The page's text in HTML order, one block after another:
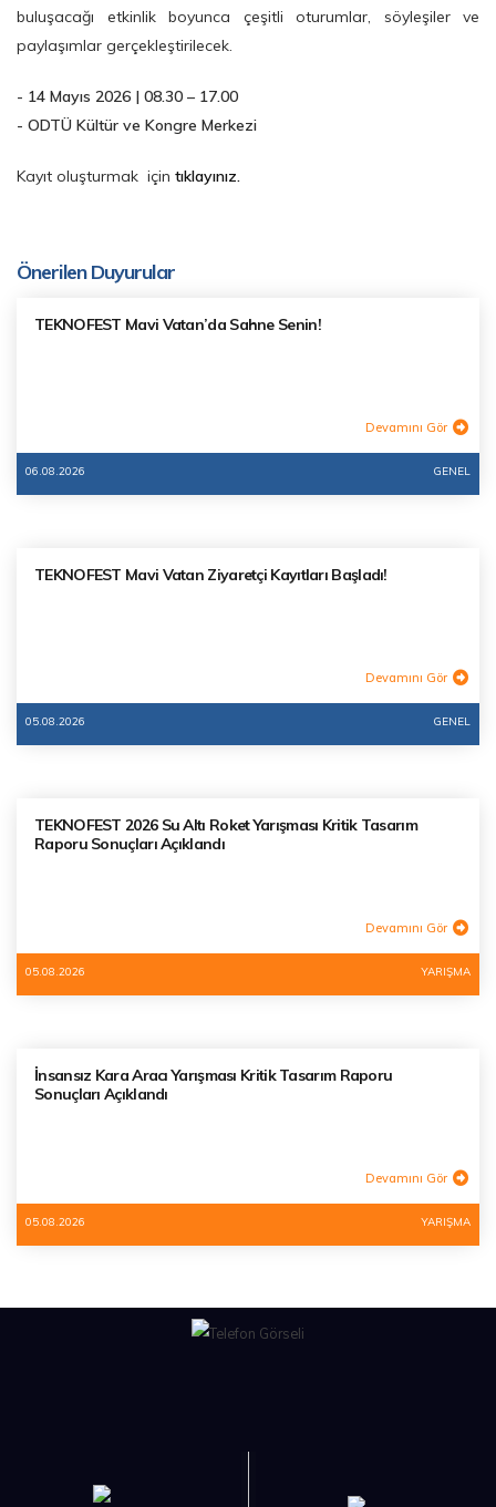
buluşacağı etkinlik boyunca çeşitli oturumlar, söyleşiler ve
paylaşımlar gerçekleştirilecek.
- 14 Mayıs 2026 | 08.30 – 17.00
- ODTÜ Kültür ve Kongre Merkezi
Kayıt oluşturmak için tıklayınız.
Önerilen Duyurular
TEKNOFEST Mavi Vatan’da Sahne Senin!
Devamını Gör
06.08.2026 GENEL
TEKNOFEST Mavi Vatan Ziyaretçi Kayıtları Başladı!
Devamını Gör
05.08.2026 GENEL
TEKNOFEST 2026 Su Altı Roket Yarışması Kritik Tasarım
Raporu Sonuçları Açıklandı
Devamını Gör
05.08.2026 YARIŞMA
İnsansız Kara Aracı Yarışması Kritik Tasarım Raporu
Sonuçları Açıklandı
Devamını Gör
05.08.2026 YARIŞMA